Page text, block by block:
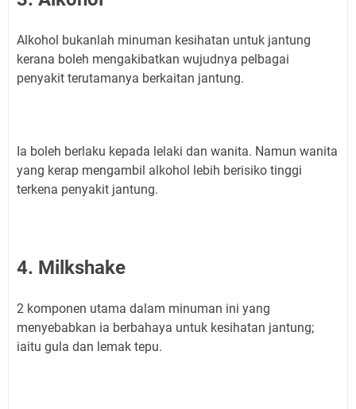
Alkohol bukanlah minuman kesihatan untuk jantung
kerana boleh mengakibatkan wujudnya pelbagai
penyakit terutamanya berkaitan jantung.
Ia boleh berlaku kepada lelaki dan wanita. Namun wanita
yang kerap mengambil alkohol lebih berisiko tinggi
terkena penyakit jantung.
4. Milkshake
2 komponen utama dalam minuman ini yang
menyebabkan ia berbahaya untuk kesihatan jantung;
iaitu gula dan lemak tepu.